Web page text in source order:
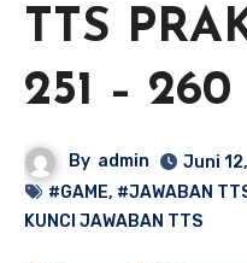
TTS
251 – 260
By admin
Juni
#GAME, #JAWABAN
KUNCI JAWABAN TTS